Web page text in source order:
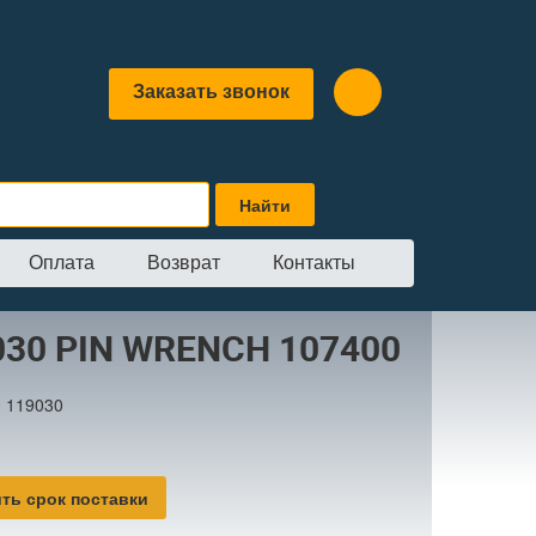
Заказать звонок
Оплата Возврат Контакты
107400
PIN WRENCH 107400
119030
срок поставки